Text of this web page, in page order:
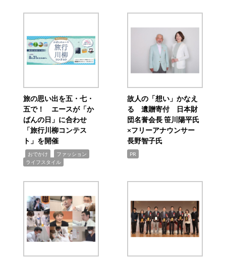
旅の思い出を五・七・
五で！ エースが「か
ばんの日」に合わせ
「旅行川柳コンテス
ト」を開催
おでかけ ファッション
ライフスタイル
故人の「想い」かなえ
る 遺贈寄付 日本財
団名誉会長 笹川陽平氏
×フリーアナウンサー
長野智子氏
PR